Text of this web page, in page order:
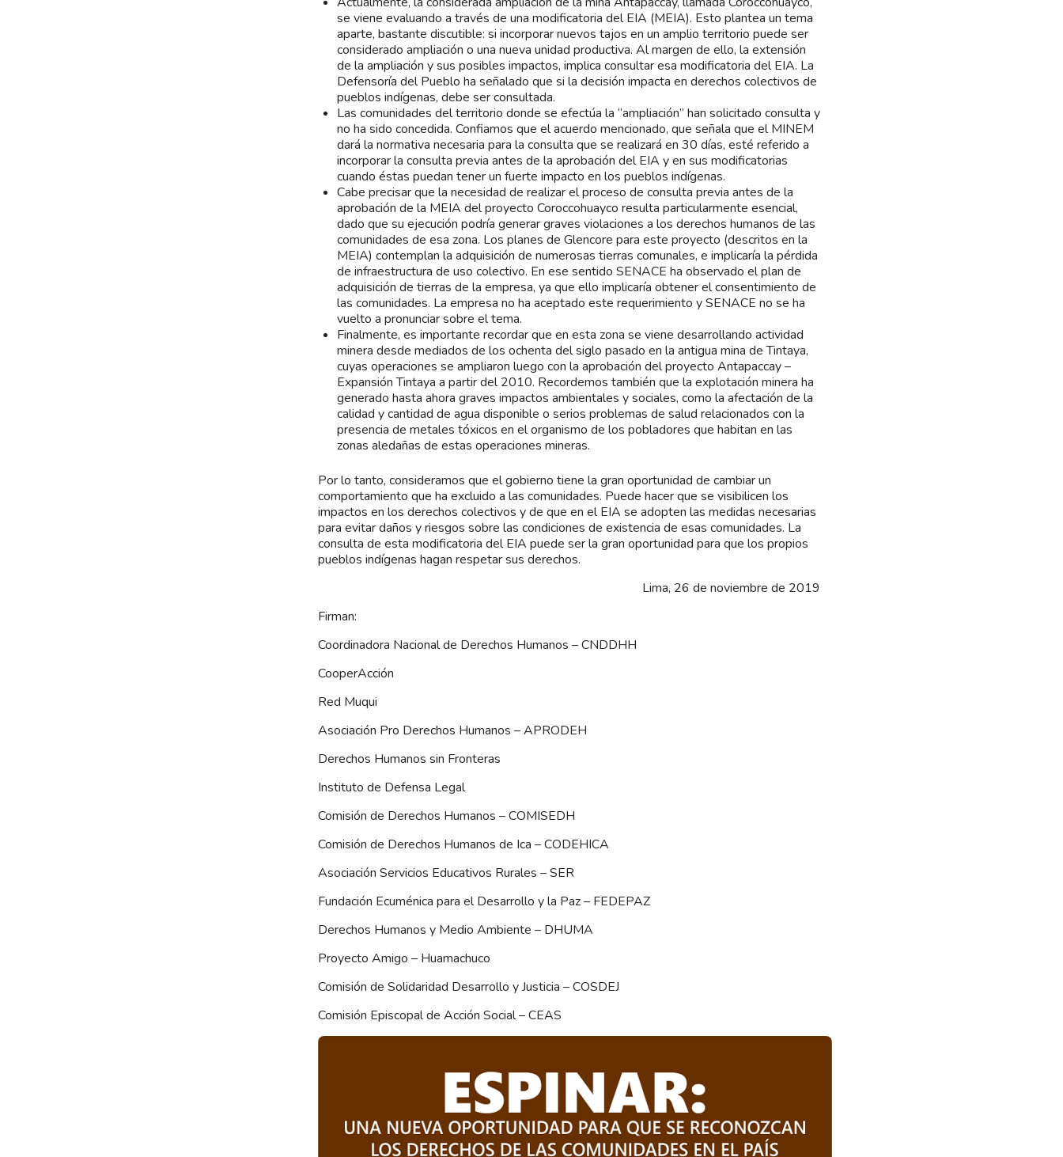
se viene evaluando a través de una modificatoria del EIA (MEIA). Esto plantea un tema
aparte, bastante discutible: si incorporar nuevos tajos en un amplio territorio puede ser
considerado ampliación o una nueva unidad productiva. Al margen de ello, la extensión
de la ampliación y sus posibles impactos, implica consultar esa modificatoria del EIA. La
Defensoría del Pueblo ha señalado que si la decisión impacta en derechos colectivos de
pueblos indígenas, debe ser consultada.
Las comunidades del territorio donde se efectúa la “ampliación” han solicitado consulta y
no ha sido concedida. Confiamos que el acuerdo mencionado, que señala que el MINEM
dará la normativa necesaria para la consulta que se realizará en 30 días, esté referido a
incorporar la consulta previa antes de la aprobación del EIA y en sus modificatorias
cuando éstas puedan tener un fuerte impacto en los pueblos indígenas.
Cabe precisar que la necesidad de realizar el proceso de consulta previa antes de la
aprobación de la MEIA del proyecto Coroccohuayco resulta particularmente esencial,
dado que su ejecución podría generar graves violaciones a los derechos humanos de las
comunidades de esa zona. Los planes de Glencore para este proyecto (descritos en la
MEIA) contemplan la adquisición de numerosas tierras comunales, e implicaría la pérdida
de infraestructura de uso colectivo. En ese sentido SENACE ha observado el plan de
adquisición de tierras de la empresa, ya que ello implicaría obtener el consentimiento de
las comunidades. La empresa no ha aceptado este requerimiento y SENACE no se ha
vuelto a pronunciar sobre el tema.
Finalmente, es importante recordar que en esta zona se viene desarrollando actividad
minera desde mediados de los ochenta del siglo pasado en la antigua mina de Tintaya,
cuyas operaciones se ampliaron luego con la aprobación del proyecto Antapaccay –
Expansión Tintaya a partir del 2010. Recordemos también que la explotación minera ha
generado hasta ahora graves impactos ambientales y sociales, como la afectación de la
calidad y cantidad de agua disponible o serios problemas de salud relacionados con la
presencia de metales tóxicos en el organismo de los pobladores que habitan en las
zonas aledañas de estas operaciones mineras.
Por lo tanto, consideramos que el gobierno tiene la gran oportunidad de cambiar un
comportamiento que ha excluido a las comunidades. Puede hacer que se visibilicen los
impactos en los derechos colectivos y de que en el EIA se adopten las medidas necesarias
para evitar daños y riesgos sobre las condiciones de existencia de esas comunidades. La
consulta de esta modificatoria del EIA puede ser la gran oportunidad para que los propios
pueblos indígenas hagan respetar sus derechos.
Lima, 26 de noviembre de 2019
Firman:
Coordinadora Nacional de Derechos Humanos – CNDDHH
CooperAcción
Red Muqui
Asociación Pro Derechos Humanos – APRODEH
Derechos Humanos sin Fronteras
Instituto de Defensa Legal
Comisión de Derechos Humanos – COMISEDH
Comisión de Derechos Humanos de Ica – CODEHICA
Asociación Servicios Educativos Rurales – SER
Fundación Ecuménica para el Desarrollo y la Paz – FEDEPAZ
Derechos Humanos y Medio Ambiente – DHUMA
Proyecto Amigo – Huamachuco
Comisión de Solidaridad Desarrollo y Justicia – COSDEJ
Comisión Episcopal de Acción Social – CEAS